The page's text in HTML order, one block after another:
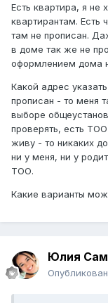
Есть квартира, я не
квартирантам. Есть
там не прописан.
в доме так же не
оформлением дома
Какой адрес
прописан - то меня
выборе
проверять, есть
живу - то никаких
ни у меня, ни у
ТОО.
Какие варианты
Юлия